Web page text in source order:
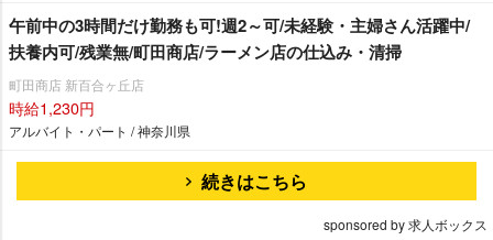
午前中の3時間だけ勤務も可!週2～可/未経験・主婦さん活躍中/
扶養内可/残業無/町田商店/ラーメン店の仕込み・清掃
町田商店 新百合ヶ丘店
時給1,230円
アルバイト・パート / 神奈川県
続きはこちら
sponsored by 求人ボックス